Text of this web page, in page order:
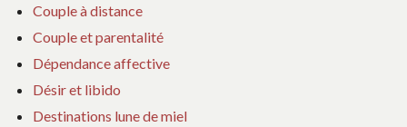
Couple à distance
Couple et parentalité
Dépendance affective
Désir et libido
Destinations lune de miel